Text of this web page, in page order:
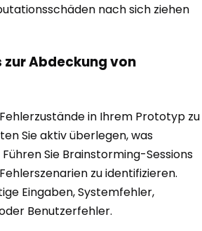
nach sich ziehen
Abdeckung von
in Ihrem Prototyp zu
Sie aktiv überlegen, was
Sie Brainstorming-Sessions
zu identifizieren.
Eingaben, Systemfehler,
Benutzerfehler.